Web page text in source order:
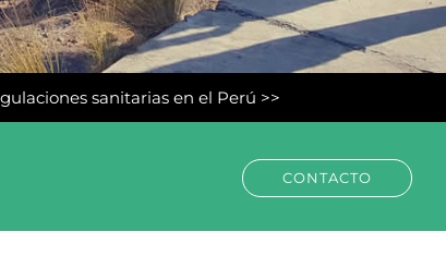
sanitarias en el Perú >>
CONTACTO